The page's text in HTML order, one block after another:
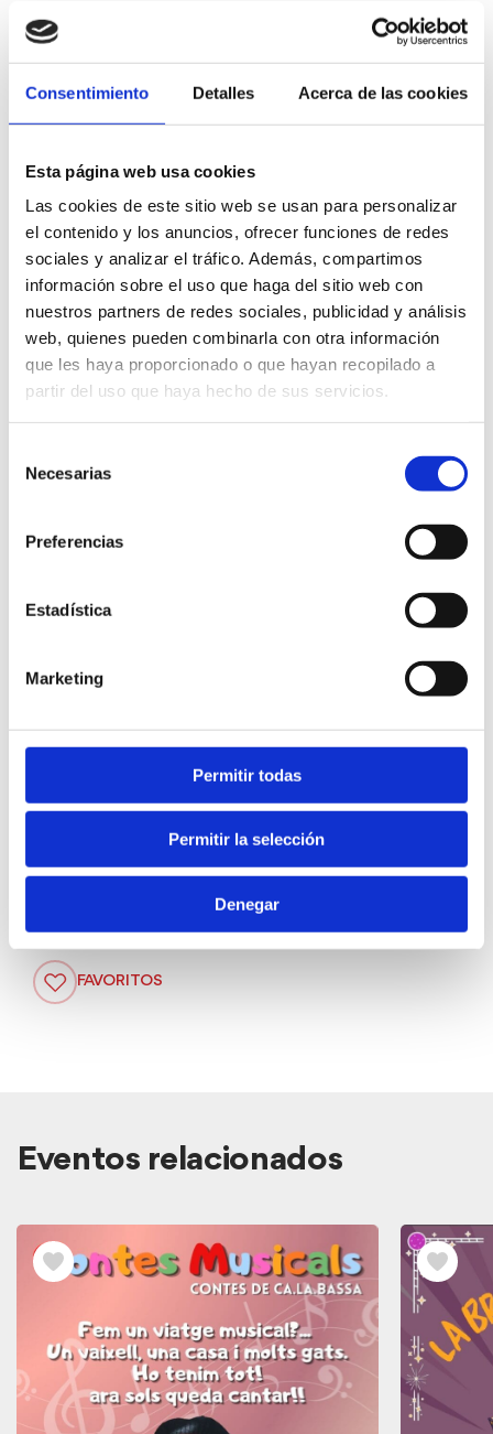
Consentimiento Detalles Acerca de las cookies
Esta página web usa cookies
Las cookies de este sitio web se usan para personalizar
el contenido y los anuncios, ofrecer funciones de redes
sociales y analizar el tráfico. Además, compartimos
información sobre el uso que haga del sitio web con
nuestros partners de redes sociales, publicidad y análisis
web, quienes pueden combinarla con otra información
que les haya proporcionado o que hayan recopilado a
partir del uso que haya hecho de sus servicios.
Necesarias
Preferencias
Estadística
Marketing
Permitir todas
Permitir la selección
Denegar
FAVORITOS
Más información
Exposiciones
Museu Arqueològic - c/ Cavallers, 3
Eventos relacionados
Ver
relacionados